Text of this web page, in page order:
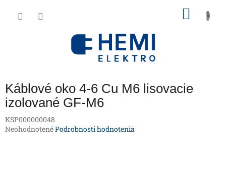
Káblové oko 4-6 Cu M6 lisovacie
izolované GF-M6
KSP000000048
Priemerné
NeohodnotenéPodrobnosti hodnotenia